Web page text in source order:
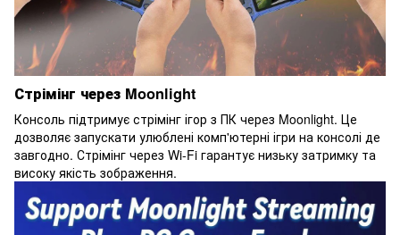
Стрімінг через Moonlight
Консоль підтримує стрімінг ігор з ПК через Moonlight. Це
дозволяє запускати улюблені комп'ютерні ігри на консолі де
завгодно. Стрімінг через Wi-Fi гарантує низьку затримку та
високу якість зображення.